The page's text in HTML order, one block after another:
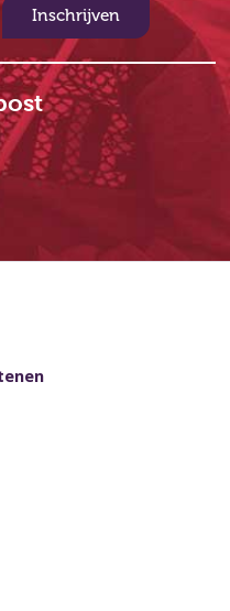
Inschrijven